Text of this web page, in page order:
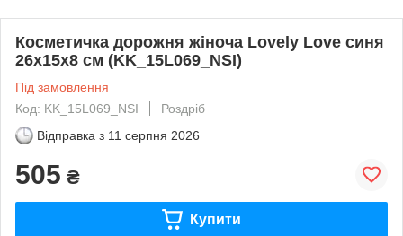
Косметичка дорожня жіноча Lovely Love синя
26x15x8 см (KK_15L069_NSI)
Під замовлення
Код: KK_15L069_NSI
Роздріб
Відправка з 11 серпня 2026
505 ₴
Купити